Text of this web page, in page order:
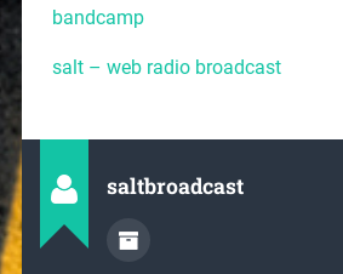
bandcamp
salt – web radio broadcast
saltbroadcast